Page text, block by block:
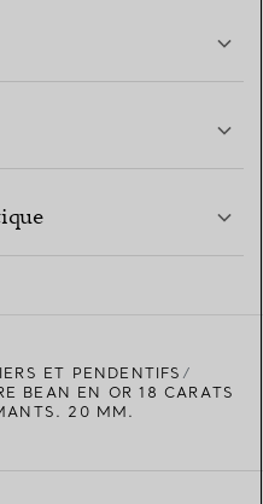
ET PENDENTIFS
BEAN EN OR 18 CARATS
20 MM.